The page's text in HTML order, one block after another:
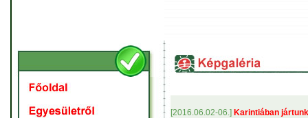
[2016.06.02-06.] Karintiában